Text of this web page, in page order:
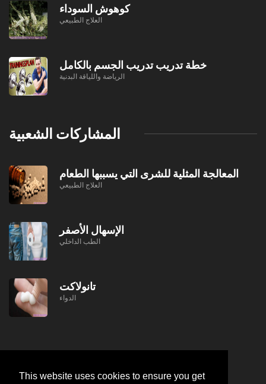
This website uses cookies to ensure you get
كوهوش السوداء
العلاج الطبيعي
خطة تدريب تدريب الجسم بالكامل
الرياضة واللياقة البدنية
المشاركات الشعبية
المعالجة المثلية للشرى التي يسببها الطعام
العلاج الطبيعي
الإسهال الأصفر
الطب الداخلي
تانولاكت
الدواء